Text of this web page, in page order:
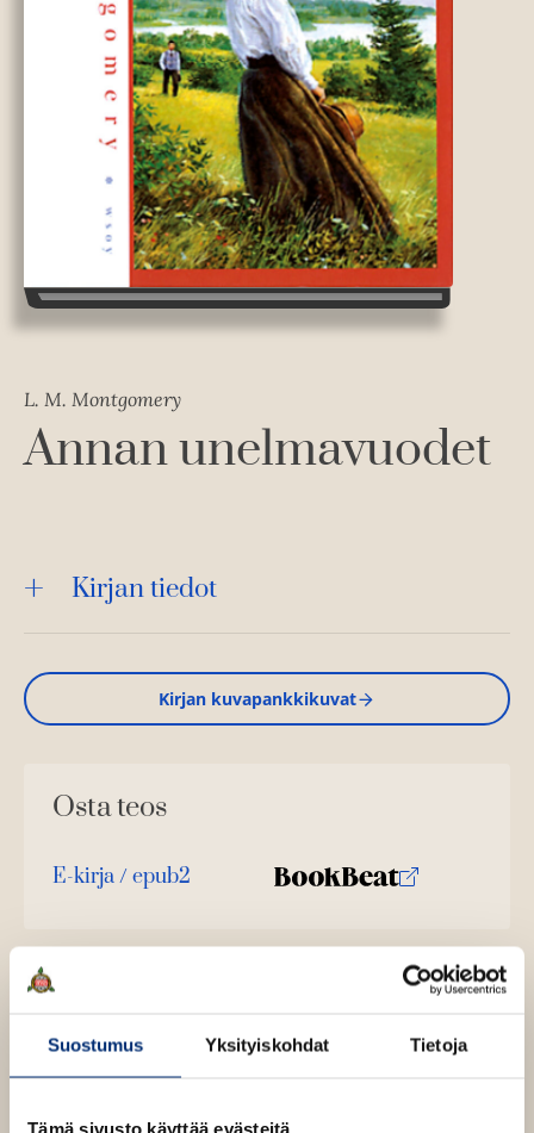
Suostumus Yksityiskohdat Tietoja
Tämä sivusto käyttää evästeitä
L. M. Montgomery
Annan unelmavuodet
Kirjan tiedot
Kirjan kuvapankkikuvat
Osta teos
K
u
e
E-kirja / epub2
B
o
e
A